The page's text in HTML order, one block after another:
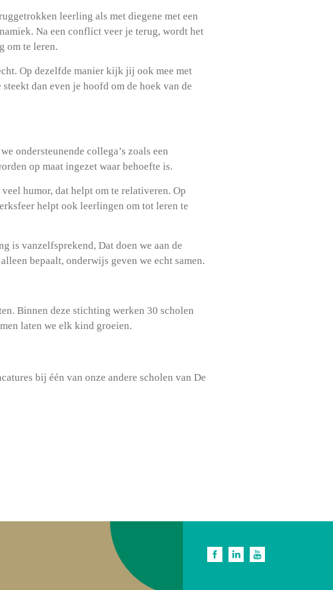
leerling als met diegene met een
Na een conflict veer je terug, wordt het
om te leren.
Op dezelfde manier kijk jij ook mee met
dan even je hoofd om de hoek van de
ondersteunende collega’s zoals een
op maat ingezet waar behoefte is.
humor, dat helpt om te relativeren. Op
helpt ook leerlingen om tot leren te
is vanzelfsprekend, Dat doen we aan de
bepaalt, onderwijs geven we echt samen.
Binnen deze stichting werken 30 scholen
laten we elk kind groeien.
bij één van onze andere scholen van De